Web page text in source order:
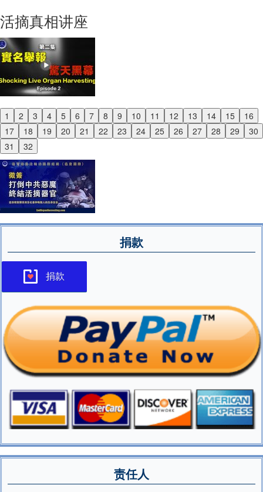
活摘真相讲座
1 2 3 4 5 6 7 8 9 10 11 12 13 14 15
16
17
18 19 20 21 22 23 24 25 26 27 28 29
30
31
32
Previous
Next
捐款
捐款
责任人